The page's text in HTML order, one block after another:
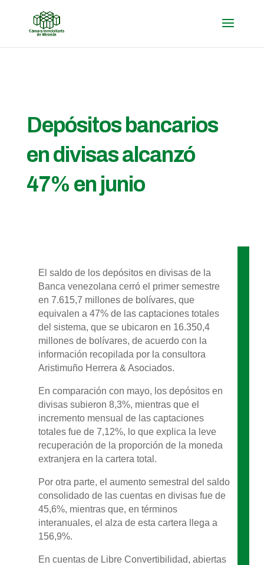
Depósitos bancarios
en divisas alcanzó
47% en junio
El saldo de los depósitos en divisas de la
Banca venezolana cerró el primer semestre
en 7.615,7 millones de bolívares, que
equivalen a 47% de las captaciones totales
del sistema, que se ubicaron en 16.350,4
millones de bolívares, de acuerdo con la
información recopilada por la consultora
Aristimuño Herrera & Asociados.
En comparación con mayo, los depósitos en
divisas subieron 8,3%, mientras que el
incremento mensual de las captaciones
totales fue de 7,12%, lo que explica la leve
recuperación de la proporción de la moneda
extranjera en la cartera total.
Por otra parte, el aumento semestral del saldo
consolidado de las cuentas en divisas fue de
45,6%, mientras que, en términos
interanuales, el alza de esta cartera llega a
156,9%.
En cuentas de Libre Convertibilidad, abiertas